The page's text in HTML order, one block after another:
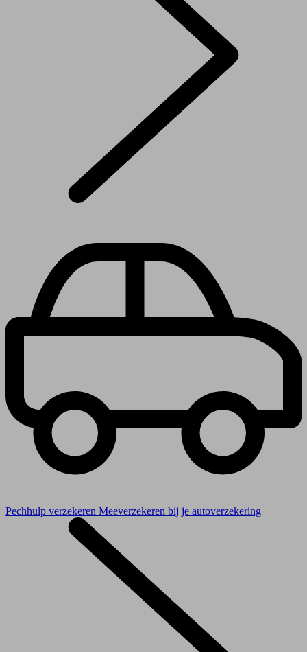
Pechhulp verzekeren Meeverzekeren bij je autoverzekering